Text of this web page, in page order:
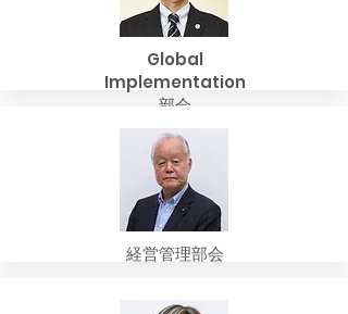
Global
Implementation
部会
経営管理部会